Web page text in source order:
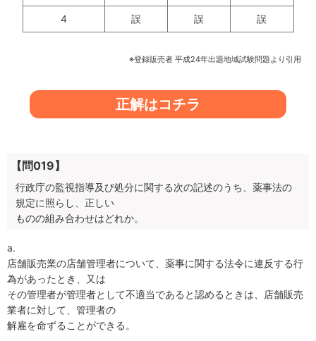
4 誤 誤 誤
※登録販売者 平成24年出題地域試験問題より引用
正解はコチラ
【問019】
行政庁の監視指導及び処分に関する次の記述のうち、薬事法の
規定に照らし、正しい
ものの組み合わせはどれか。
a.
店舗販売業の店舗管理者について、薬事に関する法令に違反する行
為があったとき、又は
その管理者が管理者として不適当であると認めるときは、店舗販売
業者に対して、管理者の
解雇を命ずることができる。